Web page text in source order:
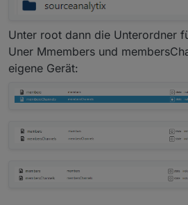
was steht dann in den
drin?
Sonos-Adapter irgendwie im
Unter root dann die Unterordner
Uner Mmembers und
eigene Gerät: